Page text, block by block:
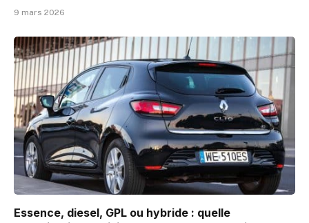
9 mars 2026
Essence, diesel, GPL ou hybride : quelle